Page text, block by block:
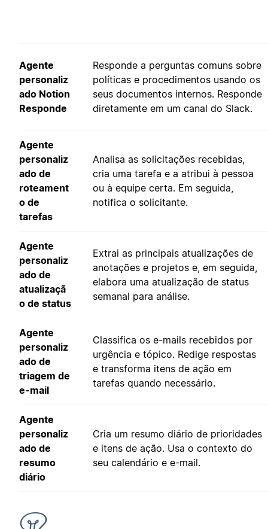
Agente
personaliz
ado Notion
Responde
Responde a perguntas comuns sobre
políticas e procedimentos usando os
seus documentos internos. Responde
diretamente em um canal do Slack.
Agente
personaliz
ado de
roteament
o de
tarefas
Analisa as solicitações recebidas,
cria uma tarefa e a atribui à pessoa
ou à equipe certa. Em seguida,
notifica o solicitante.
Agente
personaliz
ado de
atualizaçã
o de status
Extrai as principais atualizações de
anotações e projetos e, em seguida,
elabora uma atualização de status
semanal para análise.
Agente
personaliz
ado de
triagem de
e-mail
Classifica os e-mails recebidos por
urgência e tópico. Redige respostas
e transforma itens de ação em
tarefas quando necessário.
Agente
personaliz
ado de
resumo
diário
Cria um resumo diário de prioridades
e itens de ação. Usa o contexto do
seu calendário e e-mail.